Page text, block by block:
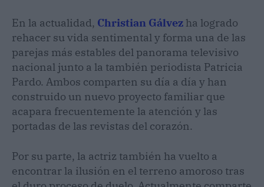
En la actualidad, Christian Gálvez ha logrado
rehacer su vida sentimental y forma una de las
parejas más estables del panorama televisivo
nacional junto a la también periodista Patricia
Pardo. Ambos comparten su día a día y han
construido un nuevo proyecto familiar que
acapara frecuentemente la atención y las
portadas de las revistas del corazón.
Por su parte, la actriz también ha vuelto a
encontrar la ilusión en el terreno amoroso tras